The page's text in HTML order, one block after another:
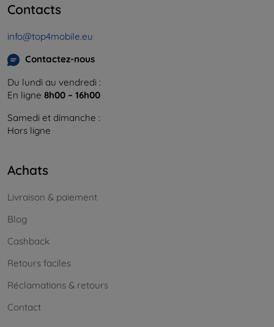
Contacts
info@top4mobile.eu
Contactez-nous
Du lundi au vendredi :
En ligne 8h00 – 16h00
Samedi et dimanche :
Hors ligne
Achats
Livraison & paiement
Blog
Cashback
Retours faciles
Réclamations & retours
Contact